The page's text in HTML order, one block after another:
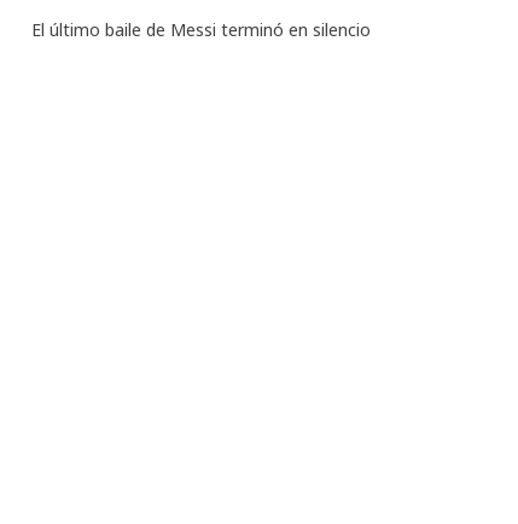
El último baile de Messi terminó en silencio